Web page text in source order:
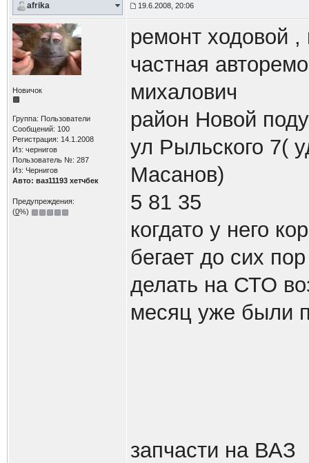
afrika 19.6.2008, 20:06
Новичок
Группа: Пользователи
Сообщений: 100
Регистрация: 14.1.2008
Из: чернигов
Пользователь №: 287
Из: Чернигов
Авто: ваз11193 хетчбек
Предупреждения:
(0%)
ремонт ходовой ,
частная
михалович
район Новой
ул Рыльского 7(
Масанов)
5 81 35
когдато у него
бегает до сих
делать на СТО
месяц уже были
запчасти на ВАЗ